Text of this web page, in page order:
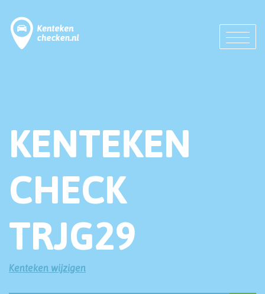
KENTEKEN
CHECK
TRJG29
Kenteken wijzigen